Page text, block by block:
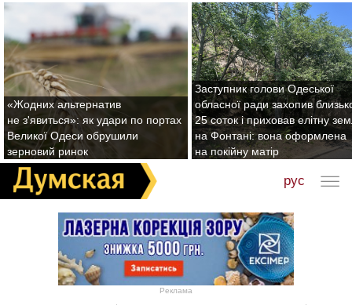
«Жодних альтернатив
не з'явиться»: як удари по портах
Великої Одеси обрушили
зерновий ринок
Заступник голови Одеської
обласної ради захопив
25 соток і приховав елітну
на Фонтані: вона оформлена
на покійну матір
рус
Реклама